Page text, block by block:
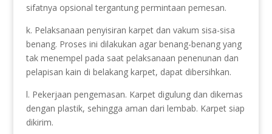
sifatnya opsional tergantung permintaan pemesan.
k. Pelaksanaan penyisiran karpet dan vakum sisa-sisa
benang. Proses ini dilakukan agar benang-benang yang
tak menempel pada saat pelaksanaan penenunan dan
pelapisan kain di belakang karpet, dapat dibersihkan.
l. Pekerjaan pengemasan. Karpet digulung dan dikemas
dengan plastik, sehingga aman dari lembab. Karpet siap
dikirim.